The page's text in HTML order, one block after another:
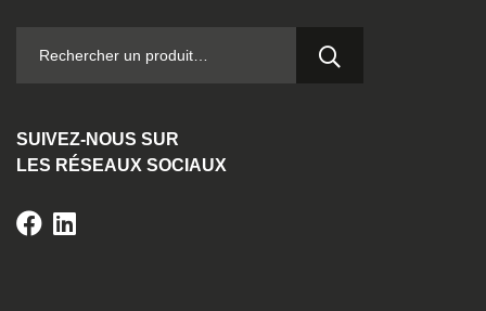
SUIVEZ-NOUS SUR
LES RÉSEAUX SOCIAUX